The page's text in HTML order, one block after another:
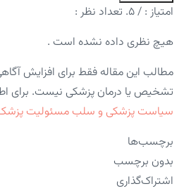
امتیاز : / ۵. تعداد نظر :
هیچ نظری داده نشده است .
مطالب این مقاله فقط برای افزایش
تشخیص یا درمان پزشکی نیست. برای
سیاست پزشکی و سلب مسئولیت
برچسب‌ها
بدون برچسب
اشتراک‌گذاری